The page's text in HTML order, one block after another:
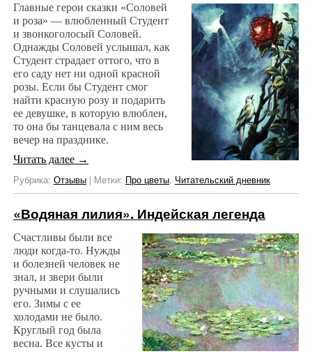
Главные герои сказки «Соловей
и роза» — влюбленный Студент
и звонкоголосый Соловей.
Однажды Соловей услышал, как
Студент страдает оттого, что в
его саду нет ни одной красной
розы. Если бы Студент смог
найти красную розу и подарить
ее девушке, в которую влюблен,
то она бы танцевала с ним весь
вечер на празднике.
Читать далее →
Рубрика: Отзывы | Метки: Про цветы, Читательский дневник
«Водяная лилия». Индейская легенда
Счастливы были все
люди когда-то. Нужды
и болезней человек не
знал, и звери были
ручными и слушались
его. Зимы с ее
холодами не было.
Круглый год была
весна. Все кусты и